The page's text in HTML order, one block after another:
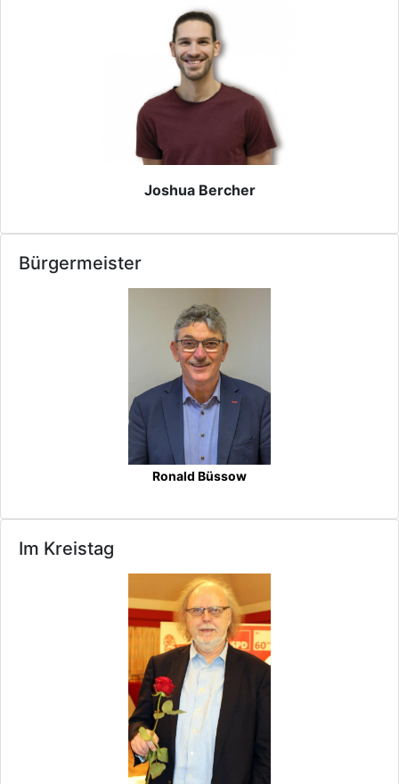
Joshua Bercher
Bürgermeister
Ronald Büssow
Im Kreistag